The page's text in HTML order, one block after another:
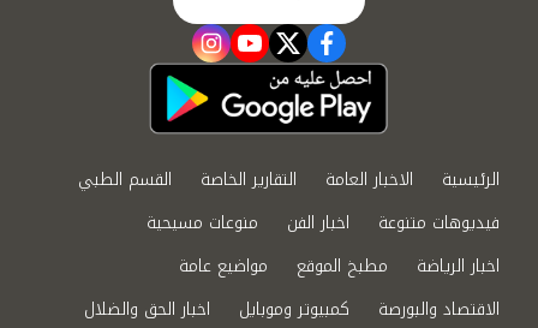
facebook
twitter
youtube
instagram
الرئيسية الاخبار العامة التقارير الخاصة
القسم الطبي
فيديوهات متنوعة
اخبار الفن
منوعات مسيحية
اخبار الرياضة
مطبخ الموقع
مواضيع عامة
الاقتصاد والبورصة
كمبيوتر وموبايل اخبار الحق والضلال